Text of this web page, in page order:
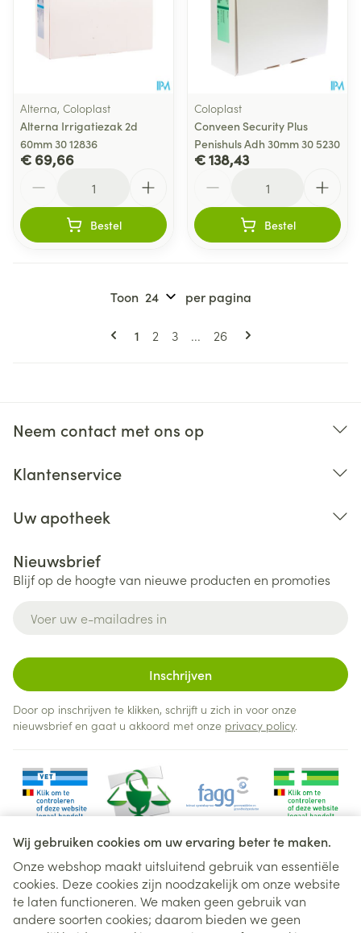
Wij gebruiken cookies om uw ervaring beter te maken.
Onze webshop maakt uitsluitend gebruik van essentiële
cookies. Deze cookies zijn noodzakelijk om onze website
te laten functioneren. We maken geen gebruik van
andere soorten cookies; daarom bieden we geen
Alterna, Coloplast
Alterna Irrigatiezak 2d
60mm 30 12836
€ 69,66
Bestel
Coloplast
Conveen Security Plus
Penishuls Adh 30mm 30 5230
€ 138,43
Bestel
Pagina's
U lees momenteel pagina
1 Pagina
2 Pagina
3 ... Pagina
26
Toon per pagina
Neem contact met ons op
Klantenservice
Uw apotheek
Nieuwsbrief
Blijf op de hoogte van nieuwe producten en promoties
Inschrijven
Door op inschrijven te klikken, schrijft u zich in voor onze
nieuwsbrief en gaat u akkoord met onze privacy policy.
Juridische links